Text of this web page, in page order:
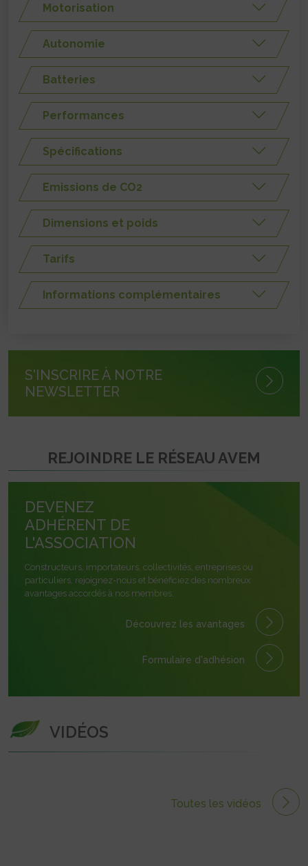
Motorisation
Autonomie
Batteries
Performances
Spécifications
Emissions de CO2
Dimensions et poids
Tarifs
Informations complémentaires
S'INSCRIRE À NOTRE
NEWSLETTER
REJOINDRE LE RÉSEAU AVEM
DEVENEZ
ADHÉRENT DE
L'ASSOCIATION
Constructeurs, importateurs, collectivités, entreprises ou
particuliers, rejoignez-nous et bénéficiez des nombreux
avantages accordés à nos membres.
Découvrez les avantages
Formulaire d'adhésion
VIDÉOS
Toutes les vidéos